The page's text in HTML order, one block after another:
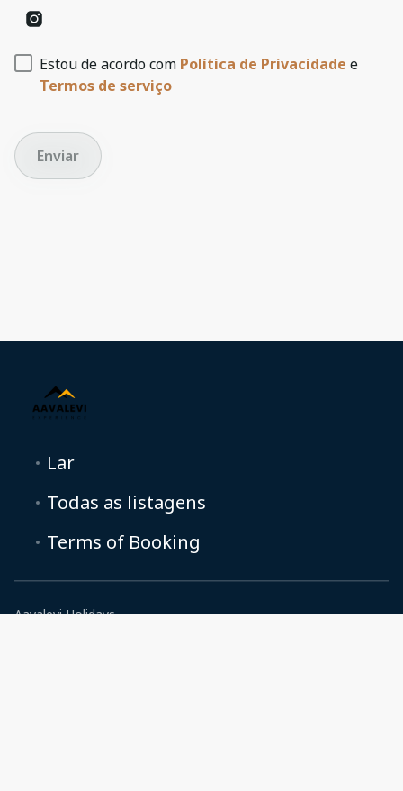
Estou de acordo com Política de Privacidade e
Termos de serviço
Enviar
Lar
Todas as listagens
Terms of Booking
Aavalevi Holidays